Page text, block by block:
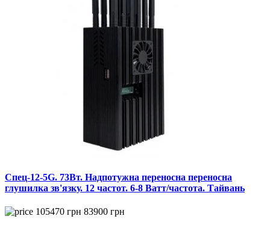
Спец-12-5G. 73Вт. Надпотужна переносна переносна
глушилка зв'язку. 12 частот. 6-8 Ватт/частота. Тайвань
105470 грн 83900 грн